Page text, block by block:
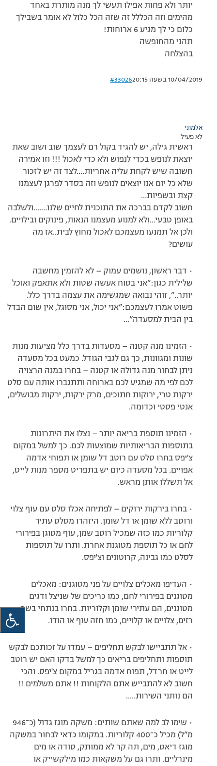
יותר ולא פחות אפילו תעשי לך מנה מותרת באחד
מהימים וזה הכללל זה שזה הכל כלול לא אומר בשבילך
כלום כי לך מגיע 6 ארוחות!
תהני מהחופשה
בהצלחה
10/04/2019 בשעה 20:15 #33026
אלמוני
לא פעיל
ראשית גילה, יש להגיד בקול רם לעצמך שוב ושוב שאת
יוצאת לנופש בכדי לנפוש ולא כדי לאכול !!! וזו אמירה
חשובה שיש לקחת עליה אחריות….לצד זה יש לזכור
שלא כל יום אנו יוצאים לנופש וזה בסדר לפרגן לעצמנו
קצת ובשפיות…
חשוב לקדם בברכה את התוכנית לחיים שלנו…….ולשלבה
באופן טבעי…ולא למנוע מעצמנו הנאות, פינוקים ובילויים.
ולכן אל תמנעו מעצמכם לאכול מחוץ לבית..אז מה
עושים?
• דבר ראשון, נושמים עמוק – לא להזמין מחשבה
שלילית כגון:”אני בטוח אעשה שטות ולא אתאפק ואוכל
יותר..”, זוהי נבואה שמגשימה את עצמה בדרך כלל.
פשוט אמרו לעצמכם:”אני יכול, אני מסוגל, אין שום הבדל
בין הבית למסעדה”…
• הזמינו מנה קטנה – מסעדות בדרך כלל מציעות מנות
שונות ומגוונות, כך גם לגבי הגודל. כמעט בכל מסעדה
ניתן לבחור מנה גדולה או קטנה – בחרו במנה הרצויה
לכם לפי מה שמגיע לכם בארוחה ותתגברו אותה עם סלט
ירקות טרי, ירוקות חתוכים, מרק ירקות, ירקות מבושלים,
אנטי פסטי וכדומה.
• הזמינו תוספת בריאה יותר – נצלו את היתרונות
בתוספות הבריאותיות שמוצעות לכם. כך למשל במקום
צ'יפס בחרו סלט עם רוטב דל שומן או תפוחי אדמה
אפויים. בכל מסעדה כיום יש בתפריט מספר מנות לייט,
אל תשללו אותן מראש.
• בחרו בירקות ירוקים – לפתיחה אכלו סלט עם עוף צלוי
ורוטב ללא שומן או דל שומן. היזהרו מסלט עתיר
קלוריות כמו כזה שמכיל רוטב שמן, עוף מטוגן בפירורי
לחם או כל תוספת מטוגנת אחרת. ותרו על תוספות
לסלט כמו גבינה, קרוטונים וצ'יפס.
• העדיפו מאכלים צלויים על פני מטו‬גנים: מאכלים
מטוגנים בפירורי לחם, כמו כריכים של שניצל ודגים
מטוגנים, הם עתירי שומן וקלוריות. בחרו בנתחי בשר
רזים, צלויים או קלויים, כמו חזה עוף או הודו.
• אל תתביישו לבקש תחליפים – עמדו על זכותכם לבקש
תוספות ותחליפים בריאים כך למשל בדקו האם יש רוטב
לייט או חרדל, תפוח אדמה בגריל במקום צ'יפס. והכי
חשוב לא להתבייש אתם הלקוחות !! אתם משלמים !!
הם נותני השירות…..
• שימו לב למה שאתם שותים: משקה מוגז גדול (כ־946
מ”ל) מכיל כ־400 קלוריות. במקומו כדאי לבחור במשקה
מוגז דיאט, מים, תה קר לא ממותק, סודה או מים
מינרליים. ותרו גם על משקאות כמו מילקשייק או